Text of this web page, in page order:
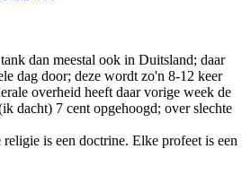
dan meestal ook in Duitsland; daar
dag door; deze wordt zo'n 8-12 keer
overheid heeft daar vorige week de
dacht) 7 cent opgehoogd; over slechte
is een doctrine. Elke profeet is een